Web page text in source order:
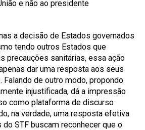
e não ao presidente
a decisão de Estados governados
tendo outros Estados que
precauções sanitárias, essa ação
dar uma resposta aos seus
Falando de outro modo, propondo
injustificada, dá a impressão
como plataforma de discurso
na verdade, uma resposta efetiva
do STF buscam reconhecer que o